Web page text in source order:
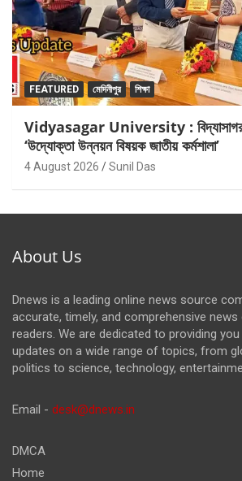
FEATURED মেদিনীপুর শিক্ষা
Vidyasagar University : বিদ্যাসাগর
‘উদ্যোক্তা উন্নয়ন বিষয়ক জাতীয় কর্মশালা’
4 August 2026 Sunil Das
About Us
Dnews is a leading online news source
accurate, timely, and comprehensive
readers. We are dedicated to providing
updates on a wide range of topics, from
politics to science, technology,
Email - desk@dnews.in
DMCA
Home